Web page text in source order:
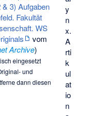
y
n
x.
A
rti
k
ul
at
io
n
3) Aufgaben
Fakultät
WS
vom
Archive)
eingesetzt
und
dann diesen